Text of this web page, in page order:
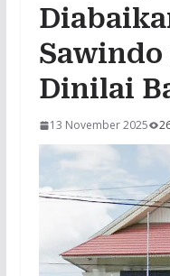
Sawindo
Dinilai
13 November 2025